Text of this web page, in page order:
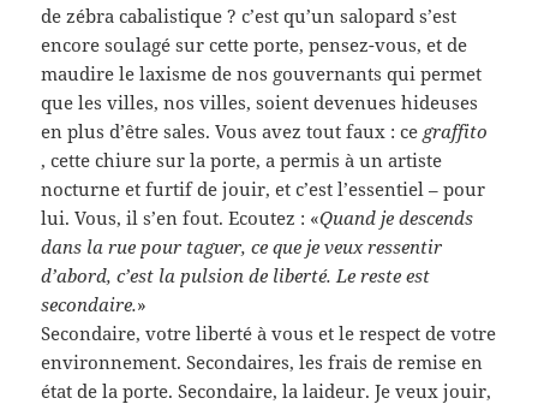
de zébra cabalistique ? c’est qu’un salopard s’est
encore soulagé sur cette porte, pensez-vous, et de
maudire le laxisme de nos gouvernants qui permet
que les villes, nos villes, soient devenues hideuses
en plus d’être sales. Vous avez tout faux : ce graffito
, cette chiure sur la porte, a permis à un artiste
nocturne et furtif de jouir, et c’est l’essentiel – pour
lui. Vous, il s’en fout. Ecoutez : «Quand je descends
dans la rue pour taguer, ce que je veux ressentir
d’abord, c’est la pulsion de liberté. Le reste est
secondaire.»
Secondaire, votre liberté à vous et le respect de votre
environnement. Secondaires, les frais de remise en
état de la porte. Secondaire, la laideur. Je veux jouir,